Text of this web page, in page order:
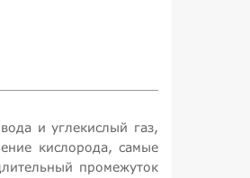
и углекислый газ,
кислорода, самые
промежуток